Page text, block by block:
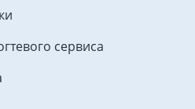
сервиса